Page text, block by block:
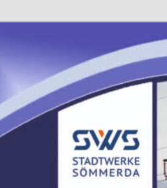
Stadtwerke